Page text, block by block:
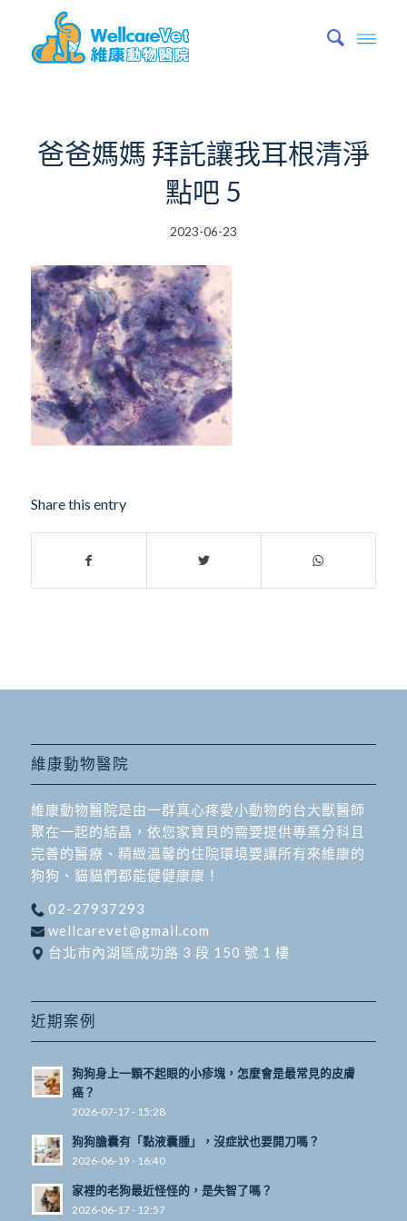
爸爸媽媽 拜託讓我耳根清淨
點吧 5
2023-06-23
Share this entry
維康動物醫院
維康動物醫院是由一群真心疼愛小動物的台大獸醫師
聚在一起的結晶，依您家寶貝的需要提供專業分科且
完善的醫療、精緻溫馨的住院環境要讓所有來維康的
狗狗、貓貓們都能健健康康！
02-27937293
wellcarevet@gmail.com
台北市內湖區成功路 3 段 150 號 1 樓
近期案例
狗狗身上一顆不起眼的小疹塊，怎麼會是最常見的皮膚
癌？
2026-07-17 - 15:28
狗狗膽囊有「黏液囊腫」，沒症狀也要開刀嗎？
2026-06-19 - 16:40
家裡的老狗最近怪怪的，是失智了嗎？
2026-06-17 - 12:57